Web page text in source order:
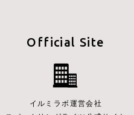
Official Site
イルミラボ運営会社